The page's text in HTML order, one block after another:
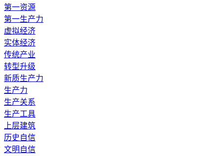
第一资源
第一生产力
虚拟经济
实体经济
传统产业
转型升级
新质生产力
生产力
生产关系
生产工具
上层建筑
历史自信
文明自信